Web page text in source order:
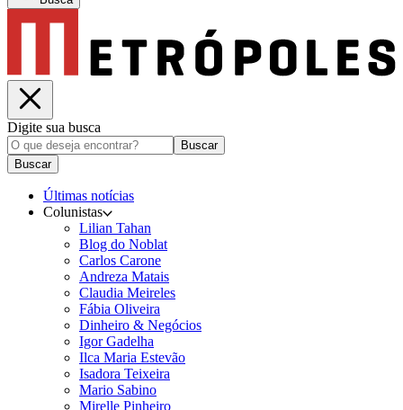
Digite sua busca
Buscar
Buscar
Últimas notícias
Colunistas
Lilian Tahan
Blog do Noblat
Carlos Carone
Andreza Matais
Claudia Meireles
Fábia Oliveira
Dinheiro & Negócios
Igor Gadelha
Ilca Maria Estevão
Isadora Teixeira
Mario Sabino
Mirelle Pinheiro